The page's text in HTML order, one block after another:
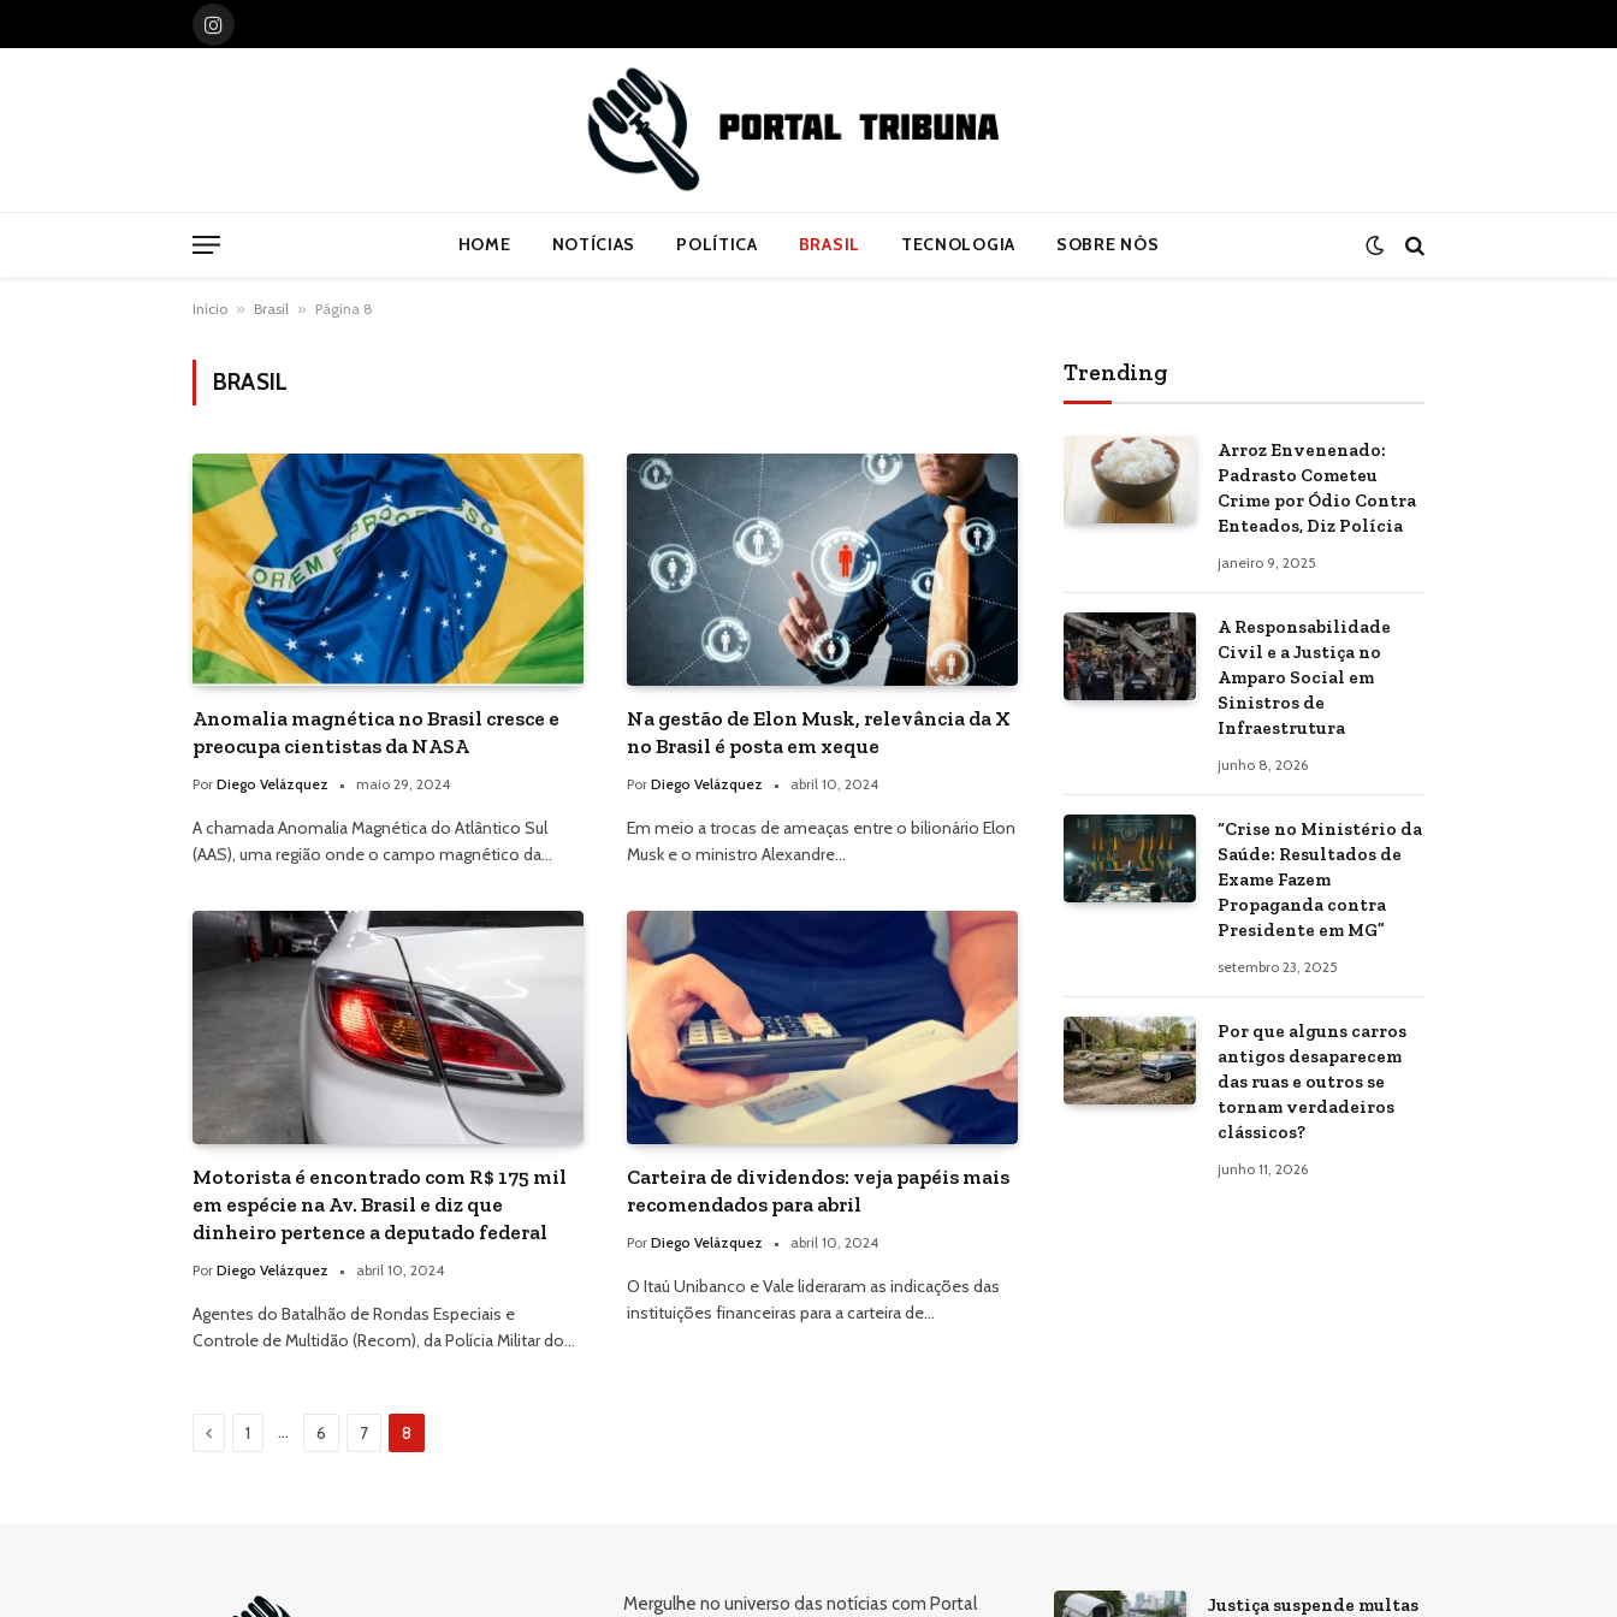
Instagram
HOME NOTÍCIAS POLÍTICA BRASIL TECNOLOGIA SOBRE NÓS
Início » Brasil » Página 8
BRASIL
Anomalia magnética no Brasil cresce e
preocupa cientistas da NASA
Por Diego Velázquez maio 29, 2024
A chamada Anomalia Magnética do Atlântico Sul
(AAS), uma região onde o campo magnético da…
Na gestão de Elon Musk, relevância da X
no Brasil é posta em xeque
Por Diego Velázquez abril 10, 2024
Em meio a trocas de ameaças entre o bilionário Elon
Musk e o ministro Alexandre…
Motorista é encontrado com R$ 175 mil
em espécie na Av. Brasil e diz que
dinheiro pertence a deputado federal
Por Diego Velázquez abril 10, 2024
Agentes do Batalhão de Rondas Especiais e
Controle de Multidão (Recom), da Polícia Militar do…
Carteira de dividendos: veja papéis mais
recomendados para abril
Por Diego Velázquez abril 10, 2024
O Itaú Unibanco e Vale lideraram as indicações das
instituições financeiras para a carteira de…
Previous
1 … 6 7 8
Trending
Arroz Envenenado:
Padrasto Cometeu
Crime por Ódio Contra
Enteados, Diz Polícia
janeiro 9, 2025
A Responsabilidade
Civil e a Justiça no
Amparo Social em
Sinistros de
Infraestrutura
junho 8, 2026
“Crise no Ministério da
Saúde: Resultados de
Exame Fazem
Propaganda contra
Presidente em MG”
setembro 23, 2025
Por que alguns carros
antigos desaparecem
das ruas e outros se
tornam verdadeiros
clássicos?
junho 11, 2026
Mergulhe no universo das notícias com Portal Justiça suspende multas